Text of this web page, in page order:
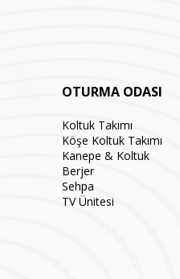
OTURMA ODASI
Koltuk Takımı
Köşe Koltuk Takımı
Kanepe & Koltuk
Berjer
Sehpa
TV Ünitesi